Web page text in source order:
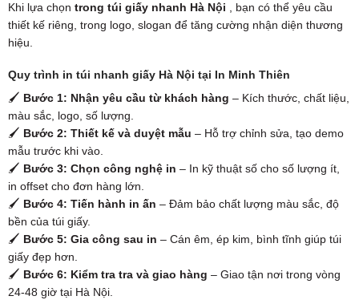
Khi lựa chọn trong túi giấy nhanh Hà Nội , bạn có thể yêu cầu
thiết kế riêng, trong logo, slogan để tăng cường nhận diện thương
hiệu.
Quy trình in túi nhanh giấy Hà Nội tại In Minh Thiên
🖌 Bước 1: Nhận yêu cầu từ khách hàng – Kích thước, chất liệu,
màu sắc, logo, số lượng.
🖌 Bước 2: Thiết kế và duyệt mẫu – Hỗ trợ chỉnh sửa, tạo demo
mẫu trước khi vào.
🖌 Bước 3: Chọn công nghệ in – In kỹ thuật số cho số lượng ít,
in offset cho đơn hàng lớn.
🖌 Bước 4: Tiến hành in ấn – Đảm bảo chất lượng màu sắc, độ
bền của túi giấy.
🖌 Bước 5: Gia công sau in – Cán êm, ép kim, bình tĩnh giúp túi
giấy đẹp hơn.
🖌 Bước 6: Kiểm tra tra và giao hàng – Giao tận nơi trong vòng
24-48 giờ tại Hà Nội.